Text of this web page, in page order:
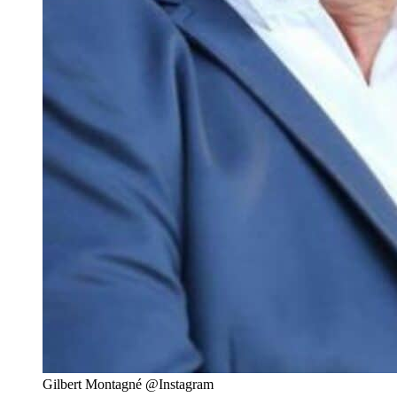
Gilbert Montagné @Instagram